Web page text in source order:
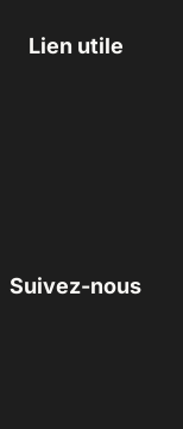
Lien utile
Suivez-nous